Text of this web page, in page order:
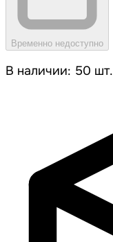
Временно недоступно
В наличии: 50 шт.